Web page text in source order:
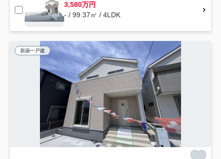
3,580万円
- / 99.37㎡ / 4LDK
新築一戸建